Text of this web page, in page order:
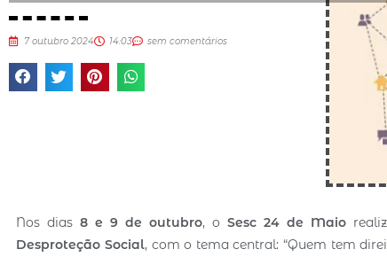
7 outubro 2024 14:03 sem comentários
Nos dias8 e 9 de outubro, o Sesc 24 de Maio
Desproteção Social, com o tema central: “Quem tem